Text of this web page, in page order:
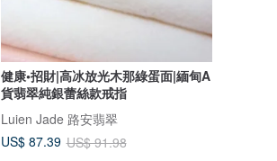
健康•招財|高冰放光木那綠蛋面|緬甸A
貨翡翠純銀蕾絲款戒指
Luien Jade 路安翡翠
US$ 87.39 US$ 91.98